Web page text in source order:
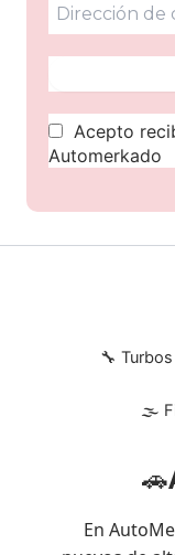
Acepto
Automerkado
🔧
🌫
🚗
En